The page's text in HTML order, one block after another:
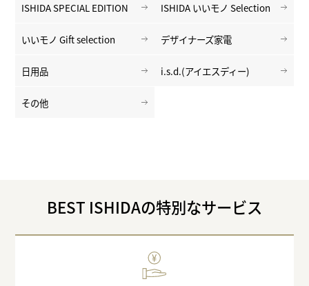
ISHIDA SPECIAL EDITION ISHIDA いいモノ Selection
いいモノ Gift selection デザイナーズ家電
日用品 i.s.d.(アイエスディー)
その他
BEST ISHIDAの特別なサービス